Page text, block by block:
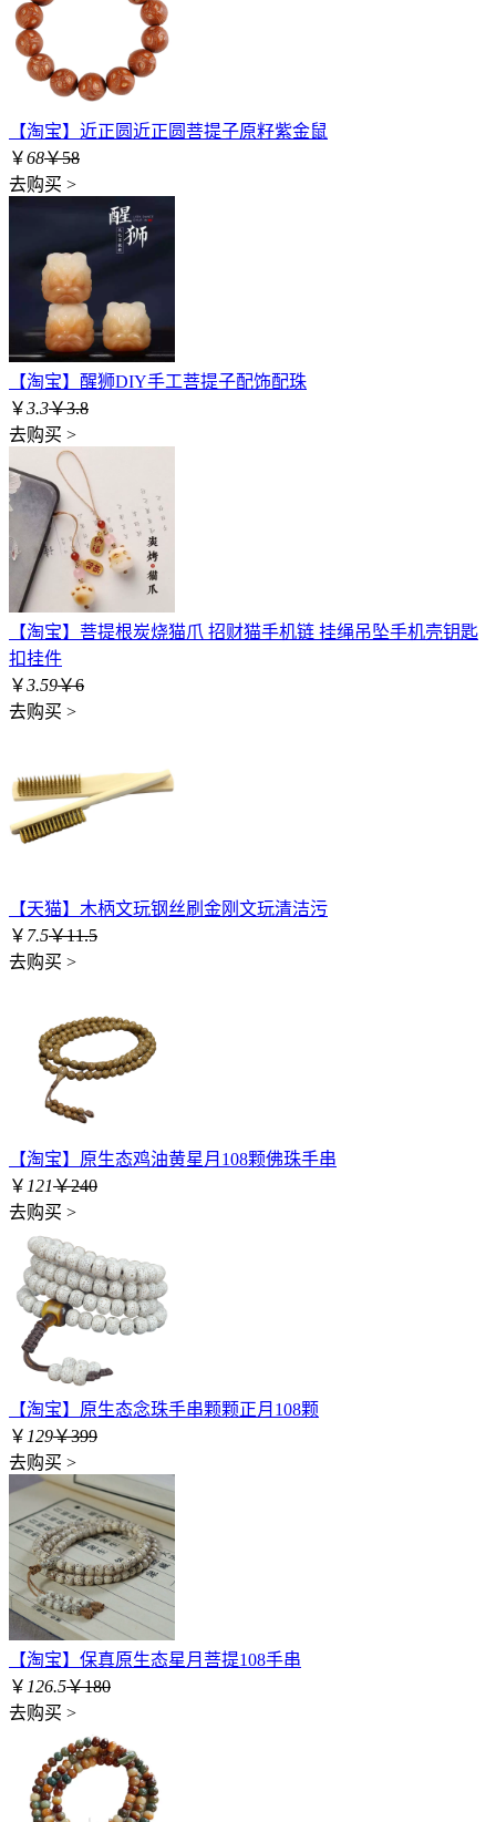
【淘宝】近正圆近正圆菩提子原籽紫金鼠
￥68￥58
去购买 >
【淘宝】醒狮DIY手工菩提子配饰配珠
￥3.3￥3.8
去购买 >
【淘宝】菩提根炭烧猫爪 招财猫手机链 挂绳吊坠手机壳钥匙
扣挂件
￥3.59￥6
去购买 >
【天猫】木柄文玩钢丝刷金刚文玩清洁污
￥ 7.5￥11.5
去购买 >
【淘宝】原生态鸡油黄星月108颗佛珠手串
￥ 121￥240
去购买 >
【淘宝】原生态念珠手串颗颗正月108颗
￥ 129￥399
去购买 >
【淘宝】保真原生态星月菩提108手串
￥ 126.5￥180
去购买 >